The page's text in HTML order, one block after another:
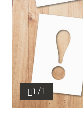
1 / 1